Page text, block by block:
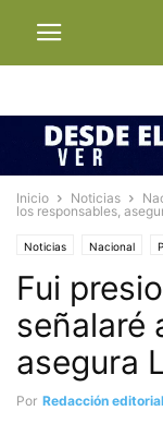
Inicio Noticias
los responsables,
Noticias Nacional
Fui
señalaré
asegura
Por Redacción editorial